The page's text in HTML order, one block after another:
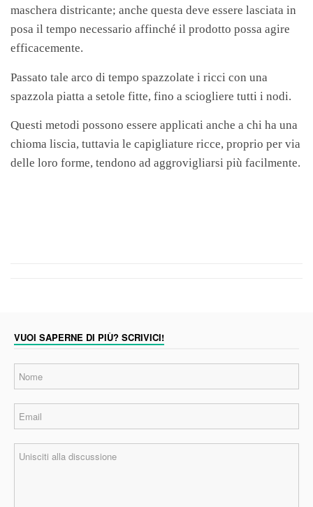
maschera districante; anche questa deve essere lasciata in
posa il tempo necessario affinché il prodotto possa agire
efficacemente.
Passato tale arco di tempo spazzolate i ricci con una
spazzola piatta a setole fitte, fino a sciogliere tutti i nodi.
Questi metodi possono essere applicati anche a chi ha una
chioma liscia, tuttavia le capigliature ricce, proprio per via
delle loro forme, tendono ad aggrovigliarsi più facilmente.
VUOI SAPERNE DI PIÙ? SCRIVICI!